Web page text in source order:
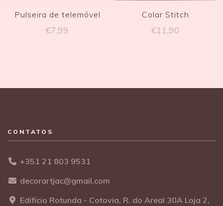
Pulseira de telemóvel
€7,99
Colar Stitch
€11,90
CONTATOS
+351 21 803 9531
decorartjac@gmail.com
Edifício Rotunda - Cotovia, R. do Areal 30A Loja 2,